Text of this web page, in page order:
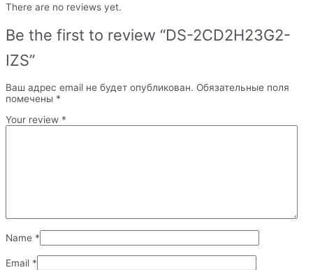
There are no reviews yet.
Be the first to review “DS-2CD2H23G2-
IZS”
Ваш адрес email не будет опубликован. Обязательные поля
помечены *
Your review *
Name *
Email *